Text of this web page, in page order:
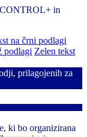
CONTROL+ in
na črni podlagi
podlagi Zelen tekst
prilagojenih za
ki bo organizirana